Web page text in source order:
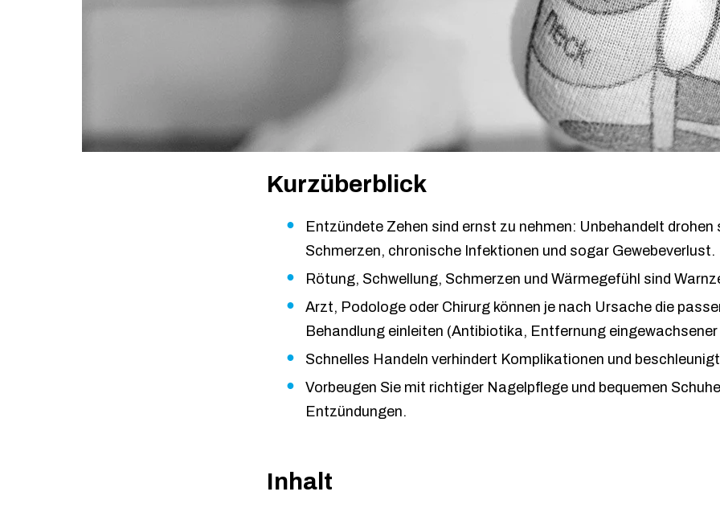
Kurzüberblick
Entzündete Zehen sind ernst zu nehmen: Unbehandelt drohen
Schmerzen, chronische Infektionen und sogar Gewebeverlust.
Rötung, Schwellung, Schmerzen und Wärmegefühl sind
Arzt, Podologe oder Chirurg können je nach Ursache die
Behandlung einleiten (Antibiotika, Entfernung
Schnelles Handeln verhindert Komplikationen und
Vorbeugen Sie mit richtiger Nagelpflege und bequemen
Entzündungen.
Inhalt